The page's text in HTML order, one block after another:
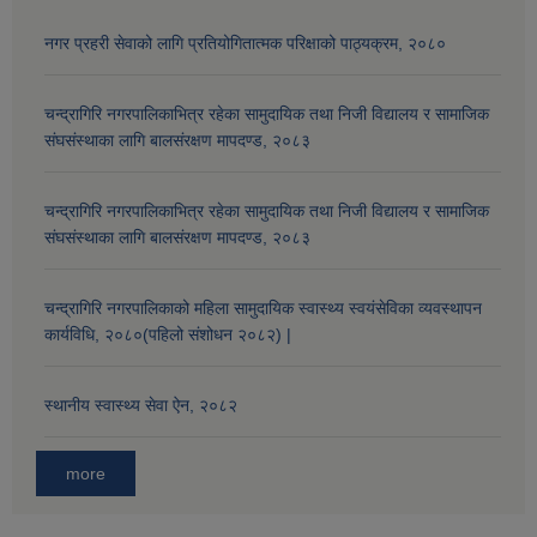
नगर प्रहरी सेवाको लागि प्रतियोगितात्मक परिक्षाको पाठ्यक्रम, २०८०
चन्द्रागिरि नगरपालिकाभित्र रहेका सामुदायिक तथा निजी विद्यालय र सामाजिक
संघसंस्थाका लागि बालसंरक्षण मापदण्ड, २०८३
चन्द्रागिरि नगरपालिकाभित्र रहेका सामुदायिक तथा निजी विद्यालय र सामाजिक
संघसंस्थाका लागि बालसंरक्षण मापदण्ड, २०८३
चन्द्रागिरि नगरपालिकाको महिला सामुदायिक स्वास्थ्य स्वयंसेविका व्यवस्थापन
कार्यविधि, २०८०(पहिलो संशोधन २०८२) |
स्थानीय स्वास्थ्य सेवा ऐन, २०८२
more